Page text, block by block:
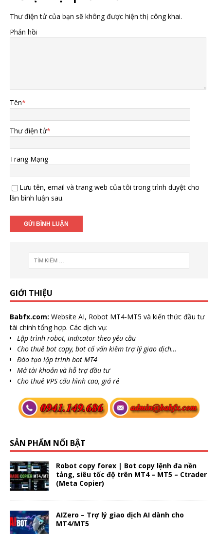
Thư điện tử của bạn sẽ không được hiện thị công khai.
Phản hồi
Tên*
Thư điện tử*
Trang Mạng
Lưu tên, email và trang web của tôi trong trình duyệt cho
lần bình luận sau.
GIỚI THIỆU
Babfx.com: Website AI, Robot MT4-MT5 và kiến thức đầu tư
tài chính tổng hợp. Các dịch vụ:
Lập trình robot, indicator theo yêu cầu
Cho thuê bot copy, bot cố vấn kiêm trợ lý giao dịch…
Đào tạo lập trình bot MT4
Mở tài khoản và hỗ trợ đầu tư
Cho thuê VPS cấu hình cao, giá rẻ
SẢN PHẨM NỔI BẬT
Robot copy forex | Bot copy lệnh đa nền
tảng, siêu tốc độ trên MT4 – MT5 – Ctrader
(Meta Copier)
AIZero – Trợ lý giao dịch AI dành cho
MT4/MT5